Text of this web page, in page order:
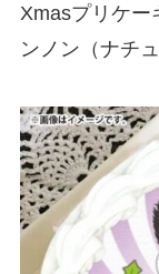
Xmasプリケー
ンノン（ナチュ